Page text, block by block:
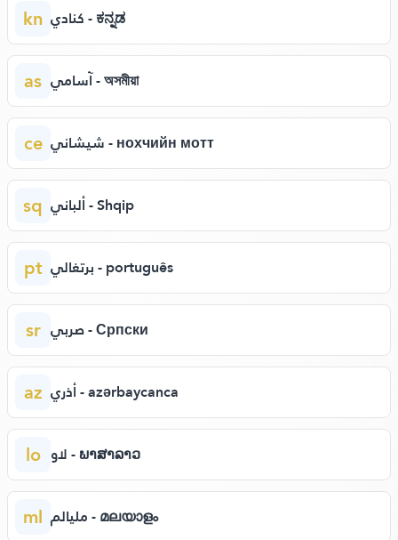
kn كنادي - ಕನ್ನಡ
as آسامي - অসমীয়া
ce شيشاني - нохчийн мотт
sq ألباني - Shqip
pt برتغالي - português
sr صربي - Српски
az أذري - azərbaycanca
lo لاو - ພາສາລາວ
ml مليالم - മലയാളം